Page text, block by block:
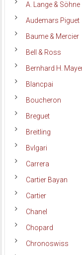
A. Lange & Söhne
Audemars Piguet
Baume & Mercier
Bell & Ross
Bernhard H.
Blancpai
Boucheron
Breguet
Breitling
Bvlgari
Carrera
Cartier Bayan
Cartier
Chanel
Chopard
Chronoswiss